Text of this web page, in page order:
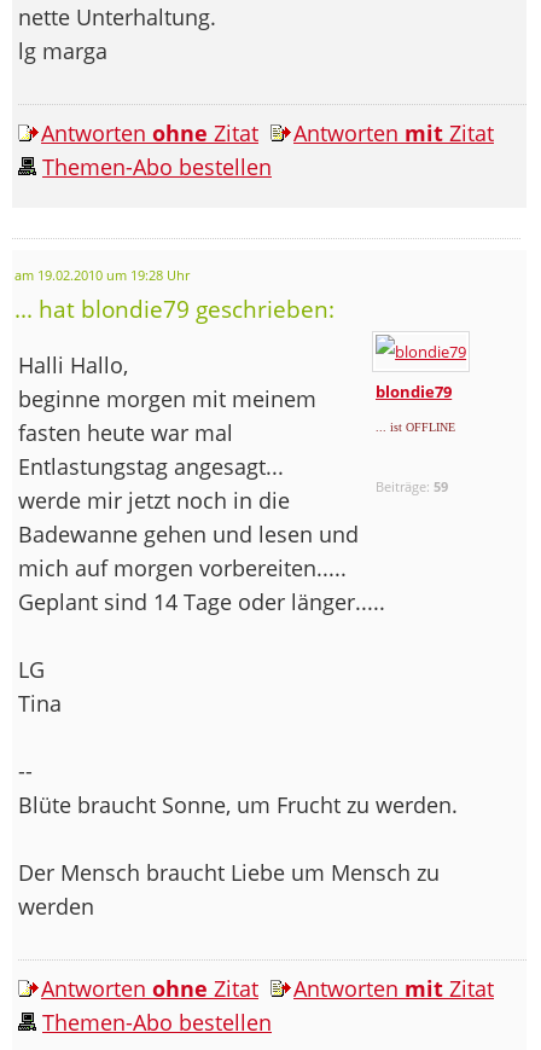
nette Unterhaltung.
lg marga
Antworten ohne Zitat Antworten mit Zitat
Themen-Abo bestellen
am 19.02.2010 um 19:28 Uhr
... hat blondie79 geschrieben:
blondie79
... ist OFFLINE
Beiträge:59
Halli Hallo,
beginne morgen mit meinem
fasten heute war mal
Entlastungstag angesagt...
werde mir jetzt noch in die
Badewanne gehen und lesen und
mich auf morgen vorbereiten.....
Geplant sind 14 Tage oder länger.....
LG
Tina
--
Blüte braucht Sonne, um Frucht zu werden.
Der Mensch braucht Liebe um Mensch zu
werden
Antworten ohne Zitat Antworten mit Zitat
Themen-Abo bestellen